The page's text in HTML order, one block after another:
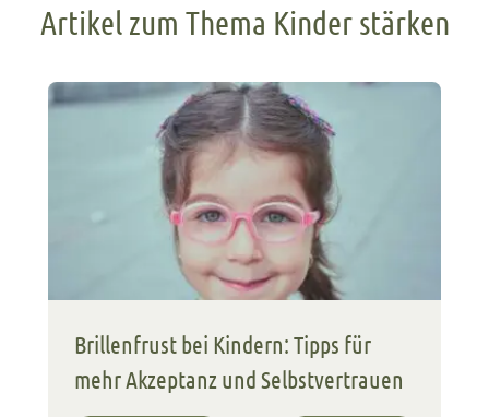
Artikel zum Thema Kinder stärken
Brillenfrust bei Kindern: Tipps für
mehr Akzeptanz und Selbstvertrauen